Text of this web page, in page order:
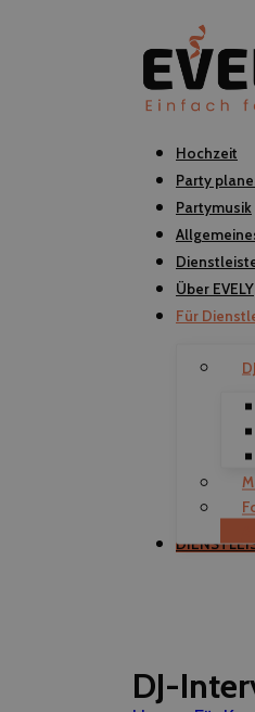
Hochzeit
Party
Partymusik
Über EVELY
Für
DJ-